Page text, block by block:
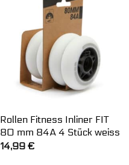
Rollen Fitness Inliner FIT
80 mm 84A 4 Stück weiss
14,99 €